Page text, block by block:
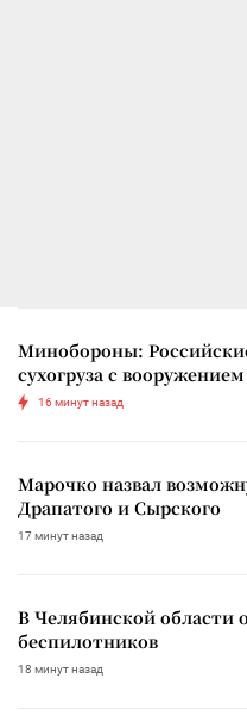
Минобороны:
сухогруза с
16 минут назад
Марочко назвал
Драпатого и Сырского
17 минут назад
В Челябинской области
беспилотников
18 минут назад